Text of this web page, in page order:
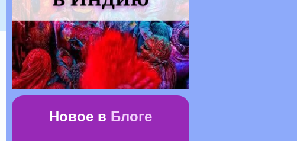
Новое в Блоге